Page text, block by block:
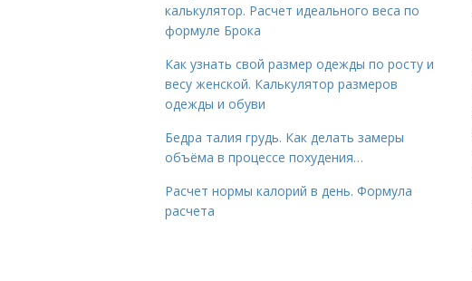
калькулятор. Расчет идеального веса по
формуле Брока
Как узнать свой размер одежды по росту и
весу женской. Калькулятор размеров
одежды и обуви
Бедра талия грудь. Как делать замеры
объёма в процессе похудения…
Расчет нормы калорий в день. Формула
расчета